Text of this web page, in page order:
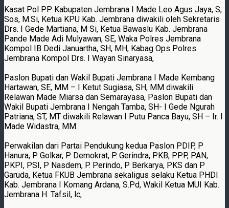
Kasat Pol PP Kabupaten Jembrana I Made Leo Agus Jaya, S,
Sos, M.Si, Ketua KPU Kab. Jembrana diwakili oleh Sekretaris
Drs. I Gede Martiana, M Si, Ketua Bawaslu Kab. Jembrana
Pande Made Adi Mulyawan, SE, Waka Polres Jembrana
Kompol IB Dedi Januartha, SH, MH, Kabag Ops Polres
Jembrana Kompol Drs. I Wayan Sinaryasa,
Paslon Bupati dan Wakil Bupati Jembrana I Made Kembang
Hartawan, SE, MM – I Ketut Sugiasa, SH, MM diwakili
Relawan Made Miarsa dan Semarayasa, Paslon Bupati dan
Wakil Bupati Jembrana I Nengah Tamba, SH- I Gede Ngurah
Patriana, ST, MT diwakili Relawan I Putu Panca Bayu, SH – Ir. I
Made Widastra, MM.
Perwakilan dari Partai Pendukung kedua Paslon PDIP, P
Hanura, P. Golkar, P. Demokrat, P. Gerindra, PKB, PPP, PAN,
PKPI, PSI, P Nasdem, P. Perindo, P Berkarya, PKS dan P
Garuda, Ketua FKUB Jembrana sekaligus selaku Ketua PHDI
Kab. Jembrana I Komang Ardana, S.Pd, Wakil Ketua MUI Kab.
Jembrana H. Tafsil, lc,